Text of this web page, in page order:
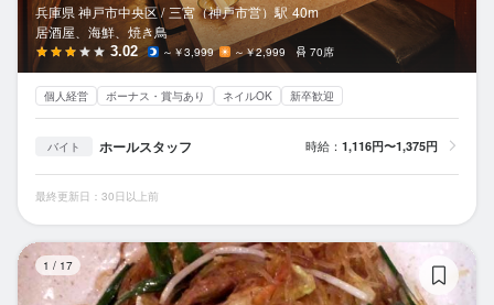
兵庫県 神戸市中央区 / 三宮（神戸市営） 駅 40m
居酒屋、海鮮、焼き鳥
3.02 ～￥3,999 ～￥2,999 70席
個人経営 ボーナス・賞与あり ネイルOK 新卒歓迎
バイト ホールスタッフ 時給： 1,116円〜1,375円
最終更新日：30日以上前
1 / 17